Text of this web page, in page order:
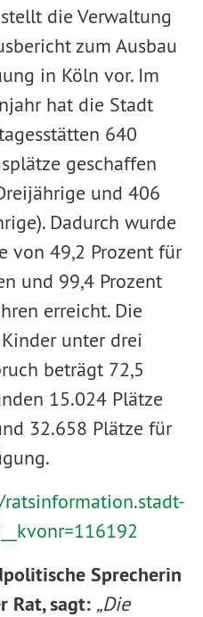
die Verwaltung
zum Ausbau
in Köln vor. Im
hat die Stadt
640
geschaffen
und 406
Dadurch wurde
von 49,2 Prozent für
und 99,4 Prozent
erreicht. Die
unter drei
beträgt 72,5
15.024 Plätze
32.658 Plätze für
Sprecherin
Rat, sagt: „Die